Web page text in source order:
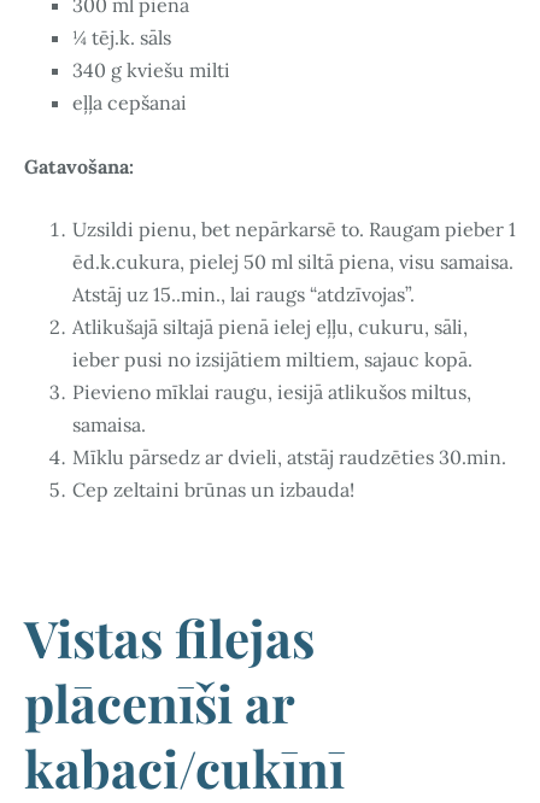
300 ml piena
¼ tēj.k. sāls
340 g kviešu milti
eļļa cepšanai
Gatavošana:
Uzsildi pienu, bet nepārkarsē to. Raugam pieber 1
ēd.k.cukura, pielej 50 ml siltā piena, visu samaisa.
Atstāj uz 15..min., lai raugs “atdzīvojas”.
Atlikušajā siltajā pienā ielej eļļu, cukuru, sāli,
ieber pusi no izsijātiem miltiem, sajauc kopā.
Pievieno mīklai raugu, iesijā atlikušos miltus,
samaisa.
Mīklu pārsedz ar dvieli, atstāj raudzēties 30.min.
Cep zeltaini brūnas un izbauda!
Vistas filejas
plācenīši ar
kabaci/cukīnī